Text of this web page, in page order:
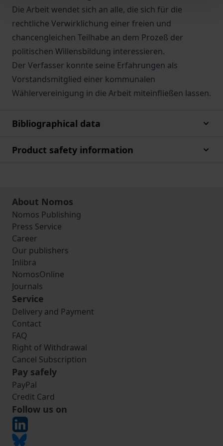
Die Arbeit wendet sich an alle, die sich für die
rechtliche Verwirklichung einer freien und
chancengleichen Teilhabe an dem Prozeß der
politischen Willensbildung interessieren.
Der Verfasser konnte seine Erfahrungen als
Vorstandsmitglied einer kommunalen
Wählervereinigung in die Arbeit miteinfließen lassen.
Bibliographical data
Product safety information
About Nomos
Nomos Publishing
Press Service
Career
Our publishers
Inlibra
NomosOnline
Journals
Service
Delivery and Payment
Contact
FAQ
Right of Withdrawal
Cancel Subscription
Pay safely
PayPal
Credit Card
Follow us on